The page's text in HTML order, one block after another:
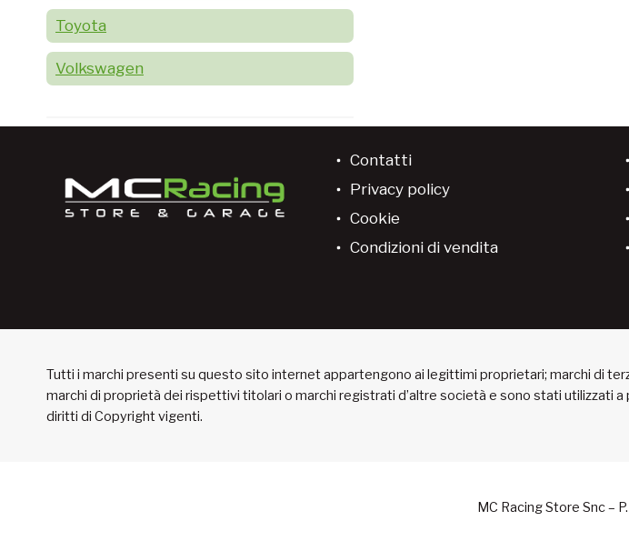
Toyota
Volkswagen
Contatti
Privacy policy
Cookie
Condizioni di vendita
Tutti i marchi presenti su questo sito internet appartengono ai legittimi proprietari; marchi di
marchi di proprietà dei rispettivi titolari o marchi registrati d’altre società e sono stati utilizzati
diritti di Copyright vigenti.
MC Racing Store Snc –